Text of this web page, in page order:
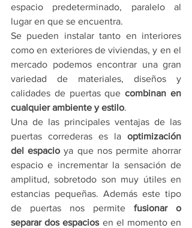
espacio predeterminado, paralelo al
lugar en que se encuentra.
Se pueden instalar tanto en interiores
como en exteriores de viviendas, y en el
mercado podemos encontrar una gran
variedad de materiales, diseños y
calidades de puertas que combinan en
cualquier ambiente y estilo.
Una de las principales ventajas de las
puertas correderas es la optimización
del espacio ya que nos permite ahorrar
espacio e incrementar la sensación de
amplitud, sobretodo son muy útiles en
estancias pequeñas. Además este tipo
de puertas nos permite fusionar o
separar dos espacios en el momento en